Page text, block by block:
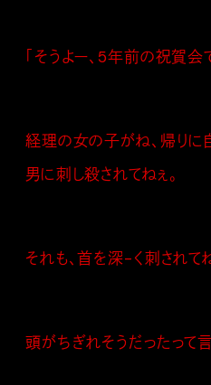
「そうよー、5年前の祝賀会
経理の女の子がね、帰りに
男に刺し殺されてねぇ。
それも、首を深-く刺されて
頭がちぎれそうだったって